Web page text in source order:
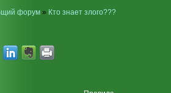
форум» Кто знает злого???